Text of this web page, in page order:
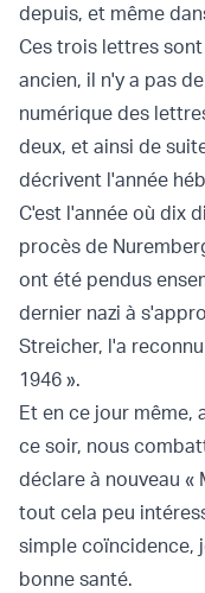
depuis, et même
Ces trois lettres sont
ancien, il n'y a pas
numérique des
deux, et ainsi de
décrivent l'année
C'est l'année où dix
procès de
ont été pendus
dernier nazi à
Streicher, l'a
1946 ».
Et en ce jour même,
ce soir, nous
déclare à nouveau «
tout cela peu
simple coïncidence,
bonne santé.